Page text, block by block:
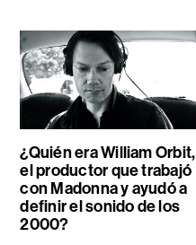
¿Quién era William Orbit,
el productor que trabajó
con Madonna y ayudó a
definir el sonido de los
2000?